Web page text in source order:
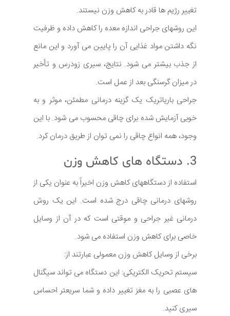
تغییر رژیم ها قادر به کاهش وزن نیستند.
این روشهای جراحی اندازه معده را کاهش داده و ظرفیت
نگه داشتن مواد غذایی آن را پایین می آورد و این مانع
از جذب بیشتر می شود. نتایج، سیری زودرس و تأخیر
در میزان گرسنگی بعد از عمل است.
جراحی باریاتریک یک گزینه درمانی مطمئن، موثر و به
خوبی آزمایش شده برای چاقی محسوب می شود. با این
وجود، همه انواع چاقی را نمی توان از طریق درمان کرد.
3. دستگاه های کاهش وزن
استفاده از دستگاههای کاهش وزن اخیراً به عنوان یکی از
روشهای درمانی چاقی درج شده است. این یک روش
درمانی غیر جراحی و موقتی است که در آن از وسایل
خاصی برای کاهش وزن استفاده می شود.
برخی از وسایل کاهش وزن معمولی عبارتند از:
سیستم تحریک الکتریکی: این دستگاه می تواند سیگنال
های عصبی را به مغز تغییر داده و شما سریعتر احساس
سیری کنید.